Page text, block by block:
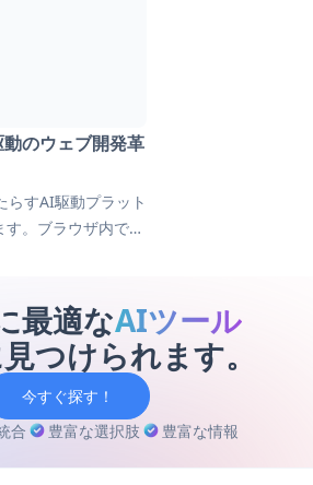
のウェブ開発革
らすAI駆動プラット
。ブラウザ内でフ
ン作成をどのよう
ください。
最適なAIツール
つけられます。
今すぐ探す！
合
豊富な選択肢 豊富な情報